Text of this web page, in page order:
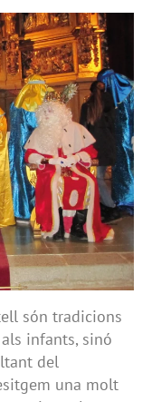
són tradicions
infants, sinó
del
una molt